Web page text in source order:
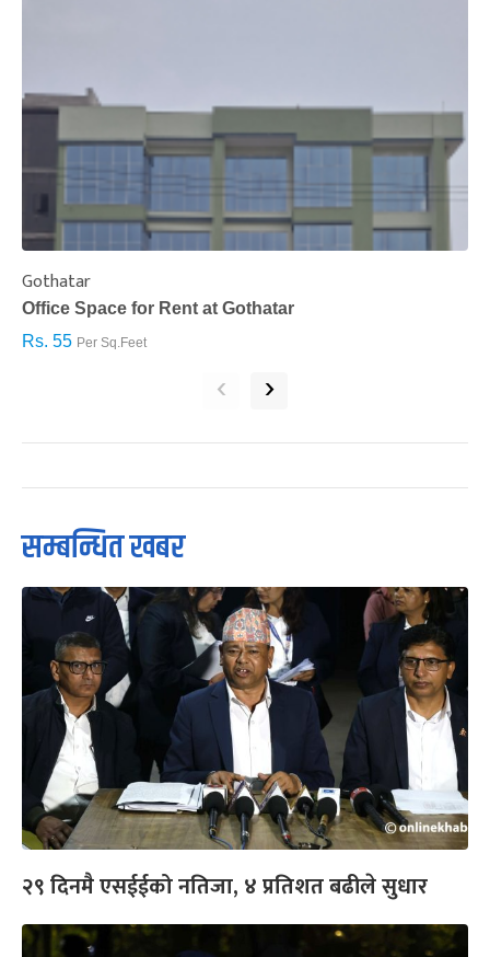
Gothatar
Office Space for Rent at Gothatar
Rs. 55 Per Sq.Feet
‹ ›
सम्बन्धित खबर
२९ दिनमै एसईईको नतिजा, ४ प्रतिशत बढीले सुधार